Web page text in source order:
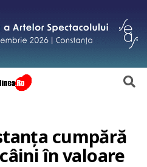
cumpără
în valoare